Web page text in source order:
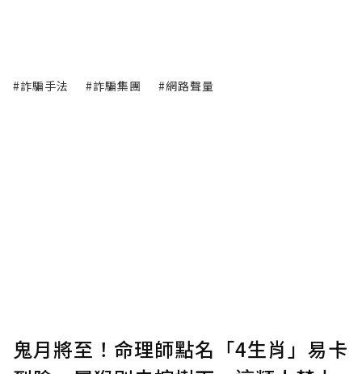
#詐騙手法 #詐騙集團 #網路聲量
鬼月將至！命理師點名「4生肖」易卡